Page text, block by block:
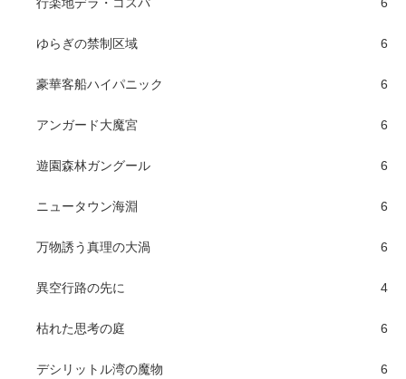
行楽地デラ・コスパ 6
ゆらぎの禁制区域 6
豪華客船ハイパニック 6
アンガード大魔宮 6
遊園森林ガングール 6
ニュータウン海淵 6
万物誘う真理の大渦 6
異空行路の先に 4
枯れた思考の庭 6
デシリットル湾の魔物 6